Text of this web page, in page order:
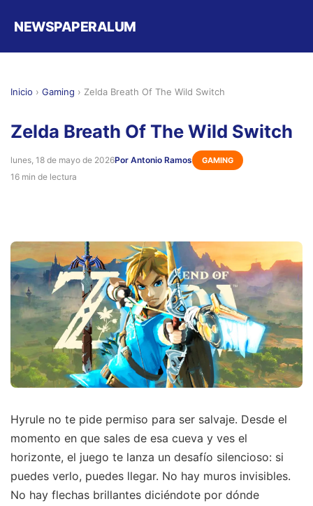
NEWSPAPERALUM
Inicio › Gaming › Zelda Breath Of The Wild Switch
Zelda Breath Of The Wild Switch
lunes, 18 de mayo de 2026Por Antonio Ramos GAMING
16 min de lectura
Hyrule no te pide permiso para ser salvaje. Desde el
momento en que sales de esa cueva y ves el
horizonte, el juego te lanza un desafío silencioso: si
puedes verlo, puedes llegar. No hay muros invisibles.
No hay flechas brillantes diciéndote por dónde